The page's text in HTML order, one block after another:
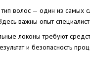
волос — один из самых
важны опыт
локоны требуют
и безопасность